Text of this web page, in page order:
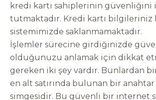
kredi kartı sahiplerinin güvenliğini
tutmaktadır. Kredi kartı
sistemimizde saklanmamaktadır.
İşlemler sürecine girdiğinizde
olduğunuzu anlamak için dikkat
gereken iki şey vardır. Bunlardan biri
en alt satırında bulunan bir
simgesidir. Bu güvenli bir internet